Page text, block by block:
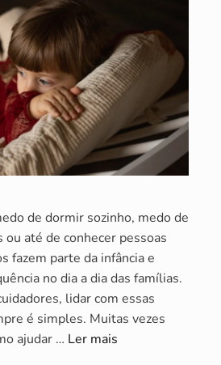
de dormir sozinho, medo de
até de conhecer pessoas
fazem parte da infância e
no dia a dia das famílias.
lidar com essas
é simples. Muitas vezes
ajudar … Ler mais